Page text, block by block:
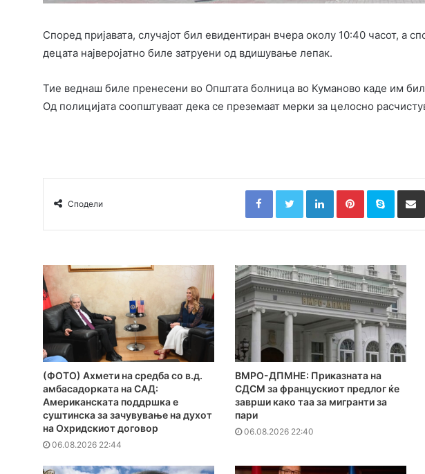
Според пријавата, случајот бил евидентиран вчера околу 10:40 часот, а
децата најверојатно биле затруени од вдишување лепак.
Тие веднаш биле пренесени во Општата болница во Куманово каде им
Од полицијата соопштуваат дека се преземаат мерки за целосно
Сподели
FacebookTwitterLinkedInPinterestSkype
(ФОТО) Ахмети на средба со в.д.
амбасадорката на САД:
Американската поддршка е
суштинска за зачувување на духот
на Охридскиот договор
06.08.2026 22:44
ВМРО-ДПМНЕ: Приказната на
СДСМ за францускиот предлог ќе
заврши како таа за мигранти за
пари
06.08.2026 22:40